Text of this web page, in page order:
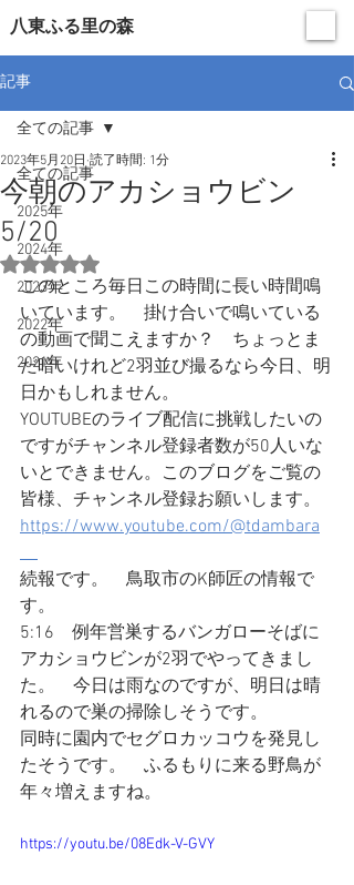
​八東ふる里の森
記事
全ての記事
2025年
2024年
2023年
2022年
2021年
全ての記事
今朝のアカショウビン
5/20
2023年5月20日 読了時間: 1分
5つ星のうちNaNと評価されています。
このところ毎日この時間に長い時間鳴
いています。　掛け合いで鳴いている
の動画で聞こえますか？　ちょっとま
だ暗いけれど2羽並び撮るなら今日、明
日かもしれません。
YOUTUBEのライブ配信に挑戦したいの
ですがチャンネル登録者数が50人いな
いとできません。このブログをご覧の
皆様、チャンネル登録お願いします。
https://www.youtube.com/@tdambara
続報です。　鳥取市のK師匠の情報で
す。
5:16　例年営巣するバンガローそばに
アカショウビンが2羽でやってきまし
た。　今日は雨なのですが、明日は晴
れるので巣の掃除しそうです。
同時に園内でセグロカッコウを発見し
たそうです。　ふるもりに来る野鳥が
年々増えますね。
https://youtu.be/08Edk-V-GVY